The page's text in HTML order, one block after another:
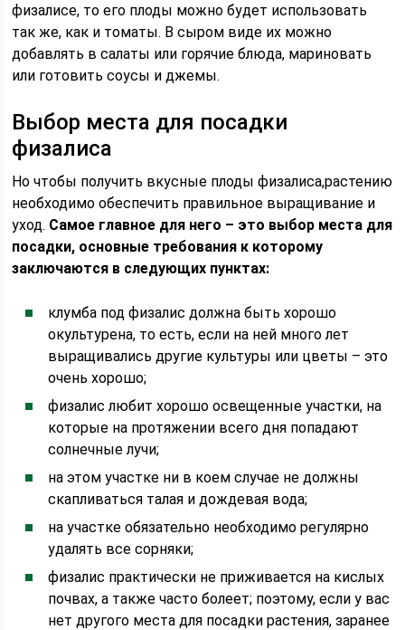
физалисе, то его плоды можно будет использовать
так же, как и томаты. В сыром виде их можно
добавлять в салаты или горячие блюда, мариновать
или готовить соусы и джемы.
Выбор места для посадки
физалиса
Но чтобы получить вкусные плоды физалиса,растению
необходимо обеспечить правильное выращивание и
уход. Самое главное для него – это выбор места для
посадки, основные требования к которому
заключаются в следующих пунктах:
клумба под физалис должна быть хорошо
окультурена, то есть, если на ней много лет
выращивались другие культуры или цветы – это
очень хорошо;
физалис любит хорошо освещенные участки, на
которые на протяжении всего дня попадают
солнечные лучи;
на этом участке ни в коем случае не должны
скапливаться талая и дождевая вода;
на участке обязательно необходимо регулярно
удалять все сорняки;
физалис практически не приживается на кислых
почвах, а также часто болеет; поэтому, если у вас
нет другого места для посадки растения, заранее